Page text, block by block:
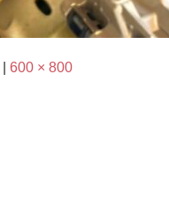
600 × 800